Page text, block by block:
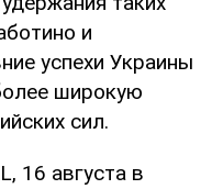
и
успехи Украины
широкую
сил.
16 августа в